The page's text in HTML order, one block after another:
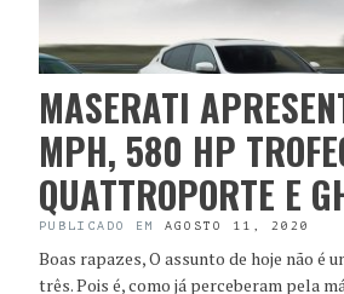
MASERATI
MPH, 580 HP
QUATTROPORTE E
PUBLICADO EM AGOSTO 11, 2020
Boas rapazes, O assunto de hoje não é
três. Pois é, como já perceberam pela